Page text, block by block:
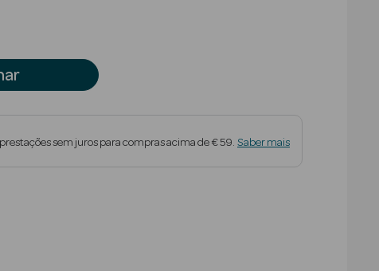
sem juros para compras acima de € 59. Saber mais